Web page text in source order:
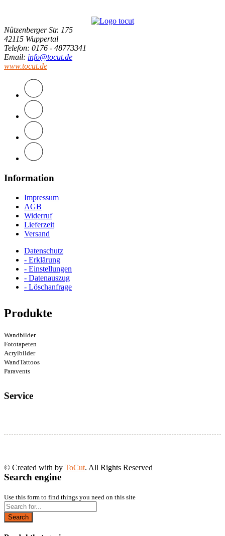
Nützenberger Str. 175
42115 Wuppertal
Telefon: 0176 - 48773341
Email: info@tocut.de
www.tocut.de
Information
Impressum
AGB
Widerruf
Lieferzeit
Versand
Datenschutz
- Erklärung
- Einstellungen
- Datenauszug
- Löschanfrage
Produkte
Wandbilder
Fototapeten
Acrylbilder
WandTattoos
Paravents
Service
© Created with by ToCut. All Rights Reserved
Search engine
Use this form to find things you need on this site
Search